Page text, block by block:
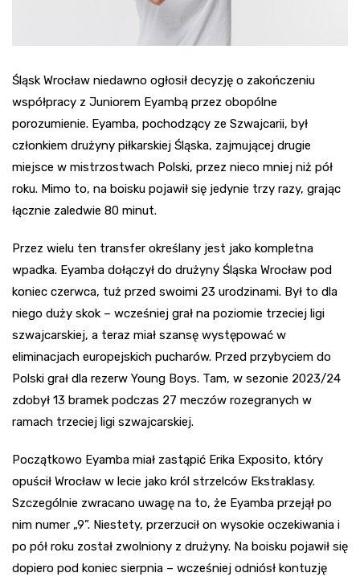
Śląsk Wrocław niedawno ogłosił decyzję o zakończeniu
współpracy z Juniorem Eyambą przez obopólne
porozumienie. Eyamba, pochodzący ze Szwajcarii, był
członkiem drużyny piłkarskiej Śląska, zajmującej drugie
miejsce w mistrzostwach Polski, przez nieco mniej niż pół
roku. Mimo to, na boisku pojawił się jedynie trzy razy, grając
łącznie zaledwie 80 minut.
Przez wielu ten transfer określany jest jako kompletna
wpadka. Eyamba dołączył do drużyny Śląska Wrocław pod
koniec czerwca, tuż przed swoimi 23 urodzinami. Był to dla
niego duży skok – wcześniej grał na poziomie trzeciej ligi
szwajcarskiej, a teraz miał szansę występować w
eliminacjach europejskich pucharów. Przed przybyciem do
Polski grał dla rezerw Young Boys. Tam, w sezonie 2023/24
zdobył 13 bramek podczas 27 meczów rozegranych w
ramach trzeciej ligi szwajcarskiej.
Początkowo Eyamba miał zastąpić Erika Exposito, który
opuścił Wrocław w lecie jako król strzelców Ekstraklasy.
Szczególnie zwracano uwagę na to, że Eyamba przejął po
nim numer „9”. Niestety, przerzucił on wysokie oczekiwania i
po pół roku został zwolniony z drużyny. Na boisku pojawił się
dopiero pod koniec sierpnia – wcześniej odniósł kontuzję